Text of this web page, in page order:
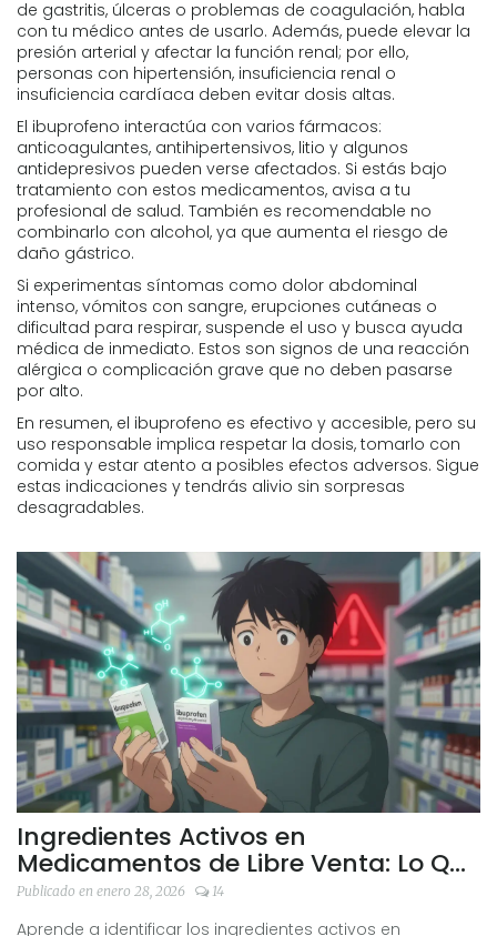
de gastritis, úlceras o problemas de coagulación, habla
con tu médico antes de usarlo. Además, puede elevar la
presión arterial y afectar la función renal; por ello,
personas con hipertensión, insuficiencia renal o
insuficiencia cardíaca deben evitar dosis altas.
El ibuprofeno interactúa con varios fármacos:
anticoagulantes, antihipertensivos, litio y algunos
antidepresivos pueden verse afectados. Si estás bajo
tratamiento con estos medicamentos, avisa a tu
profesional de salud. También es recomendable no
combinarlo con alcohol, ya que aumenta el riesgo de
daño gástrico.
Si experimentas síntomas como dolor abdominal
intenso, vómitos con sangre, erupciones cutáneas o
dificultad para respirar, suspende el uso y busca ayuda
médica de inmediato. Estos son signos de una reacción
alérgica o complicación grave que no deben pasarse
por alto.
En resumen, el ibuprofeno es efectivo y accesible, pero su
uso responsable implica respetar la dosis, tomarlo con
comida y estar atento a posibles efectos adversos. Sigue
estas indicaciones y tendrás alivio sin sorpresas
desagradables.
Ingredientes Activos en
Medicamentos de Libre Venta: Lo Que
Debes Saber Como Comprador
Publicado en enero 28, 2026 14
Aprende a identificar los ingredientes activos en